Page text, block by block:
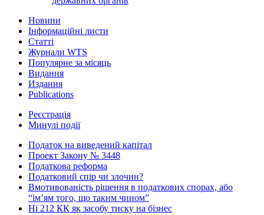
Новини
Інформаційні листи
Статті
Журнали WTS
Популярне за місяць
Видання
Издания
Publications
Реєстрація
Минулі події
Податок на виведений капітал
Проект Закону № 3448
Податкова реформа
Податковий спір чи злочин?
Вмотивованість рішення в податкових спорах, або
“ім’ям того, що таким чином”
Ні 212 КК як засобу тиску на бізнес